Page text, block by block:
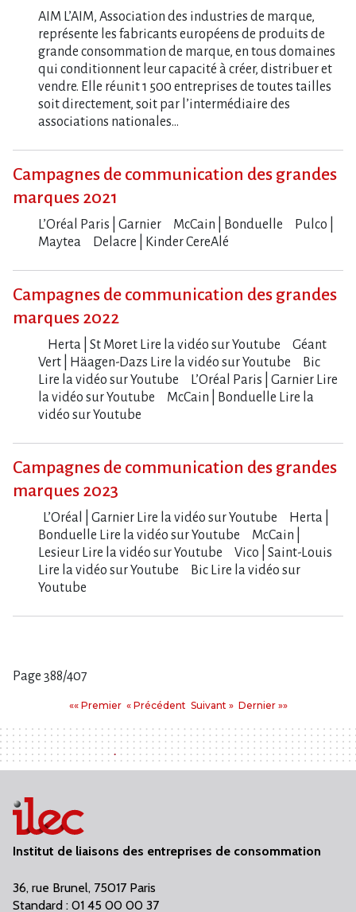
AIM L’AIM, Association des industries de marque,
représente les fabricants européens de produits de
grande consommation de marque, en tous domaines
qui conditionnent leur capacité à créer, distribuer et
vendre. Elle réunit 1 500 entreprises de toutes tailles
soit directement, soit par l’intermédiaire des
associations nationales…
Campagnes de communication des grandes
marques 2021
L​‌’Oréal Paris | Garnier McCain | Bonduelle Pulco |
Maytea Delacre | Kinder CereAlé
Campagnes de communication des grandes
marques 2022
Herta | St Moret Lire la vidéo sur Youtube Géant
Vert | Häagen-Dazs Lire la vidéo sur Youtube Bic
Lire la vidéo sur Youtube L​‌’Oréal Paris | Garnier Lire
la vidéo sur Youtube McCain | Bonduelle Lire la
vidéo sur Youtube
Campagnes de communication des grandes
marques 2023
L​‌’Oréal | Garnier Lire la vidéo sur Youtube Herta |
Bonduelle Lire la vidéo sur Youtube McCain |
Lesieur Lire la vidéo sur Youtube Vico | Saint-Louis
Lire la vidéo sur Youtube Bic Lire la vidéo sur
Youtube
Page 388/407
«« PremierPremier
« PrécédentPrécédent
Suivant
Suivant » Dernier
Dernier »»
Institut de liaisons des entreprises de consommation
36, rue Brunel, 75017 Paris
Standard : 01 45 00 00 37